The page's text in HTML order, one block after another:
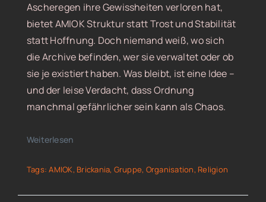
Ascheregen ihre Gewissheiten verloren hat,
bietet AMIOK Struktur statt Trost und Stabilität
statt Hoffnung. Doch niemand weiß, wo sich
die Archive befinden, wer sie verwaltet oder ob
sie je existiert haben. Was bleibt, ist eine Idee –
und der leise Verdacht, dass Ordnung
manchmal gefährlicher sein kann als Chaos.
Weiterlesen
Tags:AMIOK, Brickania, Gruppe, Organisation, Religion